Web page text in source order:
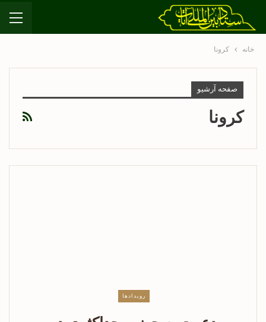
خانه کرونا
صفحه آرشیو
کرونا
رویدادها